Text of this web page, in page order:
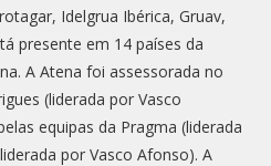
Idelgrua Ibérica, Gruav,
presente em 14 países da
A Atena foi assessorada no
(liderada por Vasco
equipas da Pragma (liderada
por Vasco Afonso). A